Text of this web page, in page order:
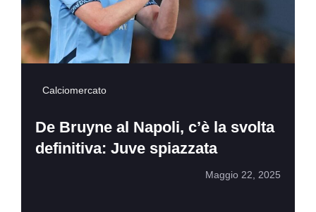
Calciomercato
De Bruyne al Napoli, c’è la svolta
definitiva: Juve spiazzata
Maggio 22, 2025